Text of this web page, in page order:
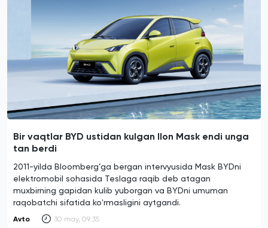
Bir vaqtlar BYD ustidan kulgan Ilon Mask endi unga
tan berdi
2011-yilda Bloomberg’ga bergan intervyusida Mask BYDni
elektromobil sohasida Teslaga raqib deb atagan
muxbirning gapidan kulib yuborgan va BYDni umuman
raqobatchi sifatida koʻrmasligini aytgandi.
Avto 30 may, 09:35